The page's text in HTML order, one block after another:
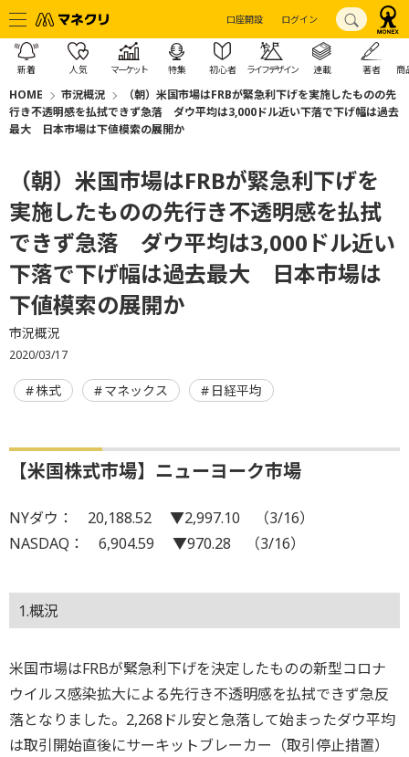
口座開設 ログイン
新着 人気 マーケット 特集 初心者 ライフデザイン 連載 著者 商
HOME 市況概況
（朝）米国市場はFRBが緊急利下げを実施したものの先
行き不透明感を払拭できず急落 ダウ平均は3,000ドル近い下落で下げ幅は過去
最大 日本市場は下値模索の展開か
（朝）米国市場はFRBが緊急利下げを
実施したものの先行き不透明感を払拭
できず急落 ダウ平均は3,000ドル近い
下落で下げ幅は過去最大 日本市場は
下値模索の展開か
市況概況
2020/03/17
株式 マネックス 日経平均
【米国株式市場】ニューヨーク市場
NYダウ： 20,188.52 ▼2,997.10 （3/16）
NASDAQ： 6,904.59 ▼970.28 （3/16）
1.概況
米国市場はFRBが緊急利下げを決定したものの新型コロナ
ウイルス感染拡大による先行き不透明感を払拭できず急反
落となりました。2,268ドル安と急落して始まったダウ平均
は取引開始直後にサーキットブレーカー（取引停止措置）